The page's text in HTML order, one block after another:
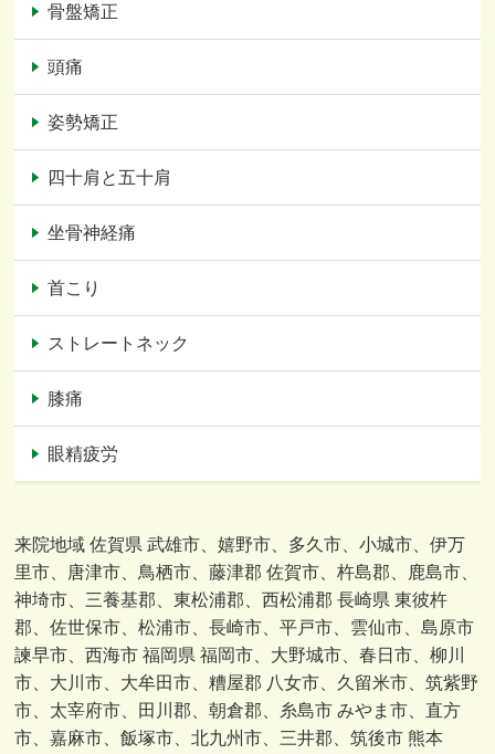
骨盤矯正
頭痛
姿勢矯正
四十肩と五十肩
坐骨神経痛
首こり
ストレートネック
膝痛
眼精疲労
来院地域 佐賀県 武雄市、嬉野市、多久市、小城市、伊万
里市、唐津市、鳥栖市、藤津郡 佐賀市、杵島郡、鹿島市、
神埼市、三養基郡、東松浦郡、西松浦郡 長崎県 東彼杵
郡、佐世保市、松浦市、長崎市、平戸市、雲仙市、島原市
諫早市、西海市 福岡県 福岡市、大野城市、春日市、柳川
市、大川市、大牟田市、糟屋郡 八女市、久留米市、筑紫野
市、太宰府市、田川郡、朝倉郡、糸島市 みやま市、直方
市、嘉麻市、飯塚市、北九州市、三井郡、筑後市 熊本